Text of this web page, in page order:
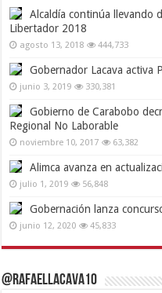
Alcaldía continúa llevando
Libertador 2018
agosto 13, 2018 444,733
Gobernador Lacava activa
junio 3, 2019 330,381
Gobierno de Carabobo
Regional No Laborable
noviembre 10, 2017 63,382
Alimca avanza en
julio 1, 2019 56,848
Gobernación lanza
junio 12, 2020 45,833
@RafaelLacava10